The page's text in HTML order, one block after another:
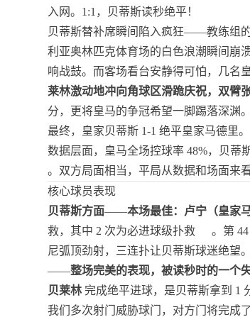
入网。1:1，贝蒂斯读秒绝平！
贝蒂斯替补席瞬间陷入疯狂——教练组
利亚奥林匹克体育场的白色浪潮瞬间崩
响战鼓。而客场看台安静得可怕，几名
莱林激动地冲向角球区滑跪庆祝，双臂
分，更将皇马的争冠希望一脚踢落深渊。
最终，皇家贝蒂斯 1-1 绝平皇家马德里。
数据层面，皇马全场控球率 48%，贝蒂
。双方局面相当，平局从数据和场面来
核心球员表现
贝蒂斯方面——本场最佳：卢宁（皇家
救，其中 2 次为必进球级扑救
。第
尼弧顶劲射，三连扑让贝蒂斯球迷绝望
——整场完美的表现，被读秒时的一个
贝莱林完成绝平进球，是贝蒂斯拿到 1
我们多次射门威胁球门，对方门将完成